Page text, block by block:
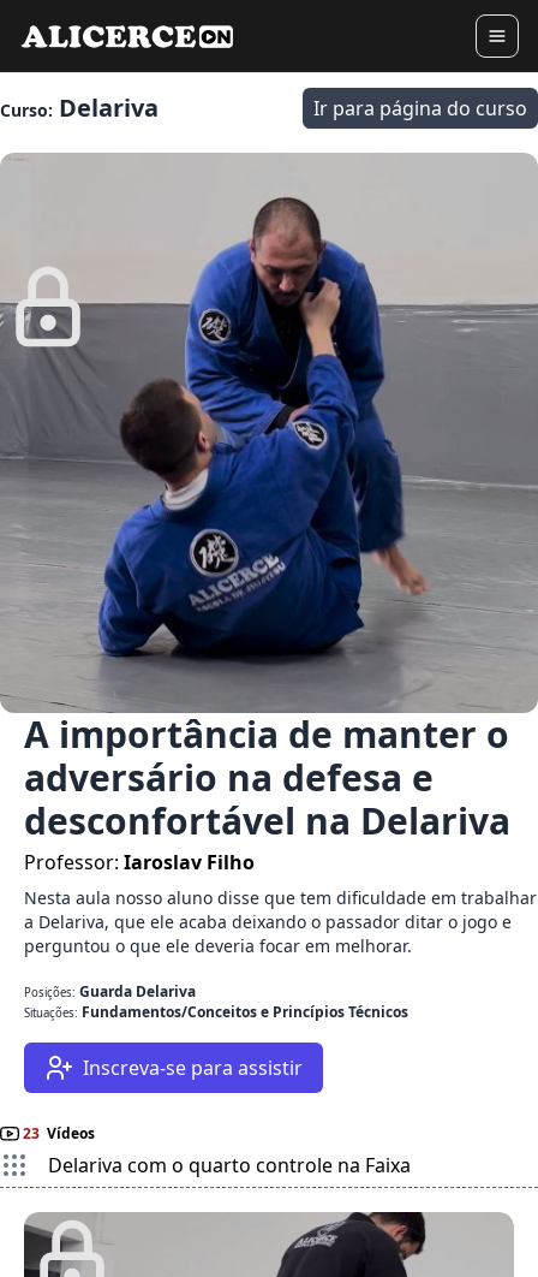
Curso: Delariva Ir para página do curso
A importância de manter o
adversário na defesa e
desconfortável na Delariva
Professor: Iaroslav Filho
Nesta aula nosso aluno disse que tem dificuldade em trabalhar
a Delariva, que ele acaba deixando o passador ditar o jogo e
perguntou o que ele deveria focar em melhorar.
Posições: Guarda Delariva
Situações: Fundamentos/Conceitos e Princípios Técnicos
Inscreva-se para assistir
23 Vídeos
Delariva com o quarto controle na Faixa